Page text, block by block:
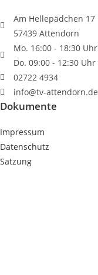
Am Hellepädchen 17
57439 Attendorn
Mo. 16:00 - 18:30 Uhr
Do. 09:00 - 12:30 Uhr
02722 4934
info@tv-attendorn.de
Dokumente
Impressum
Datenschutz
Satzung